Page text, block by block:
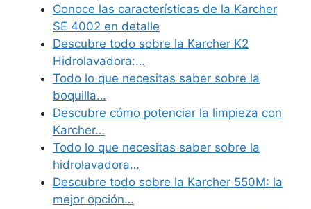
Conoce las características de la Karcher
SE 4002 en detalle
Descubre todo sobre la Karcher K2
Hidrolavadora:…
Todo lo que necesitas saber sobre la
boquilla…
Descubre cómo potenciar la limpieza con
Karcher…
Todo lo que necesitas saber sobre la
hidrolavadora…
Descubre todo sobre la Karcher 550M: la
mejor opción…